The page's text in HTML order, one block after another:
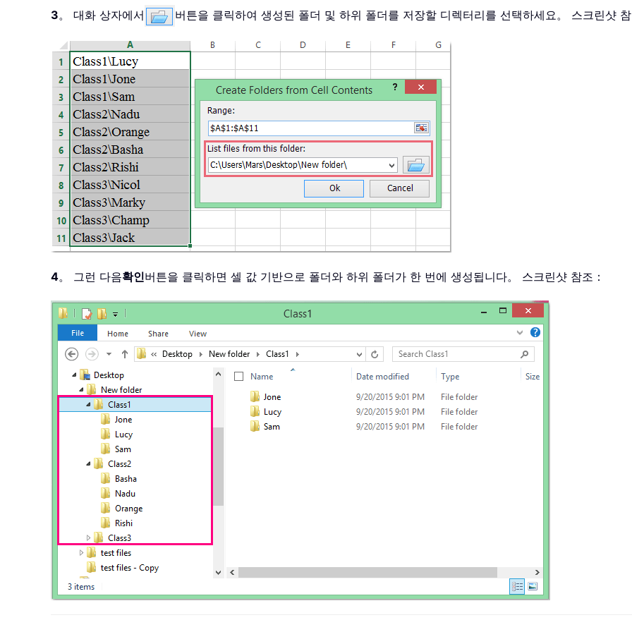
3。 대화 상자에서 버튼을 클릭하여 생성된 폴더 및 하위 폴더를 저장할 디렉터리를 선택하세요。 스크린샷
4。 그런 다음확인버튼을 클릭하면 셀 값 기반으로 폴더와 하위 폴더가 한 번에 생성됩니다。 스크린샷 참조：